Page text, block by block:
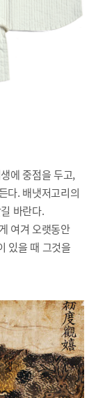
에 중점을 두고,
다. 배냇저고리의
바란다.
여겨 오랫동안
있을 때 그것을